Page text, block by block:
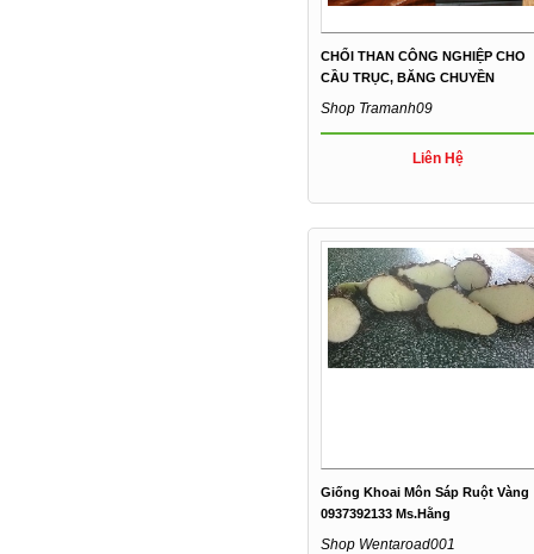
CHỔI THAN CÔNG NGHIỆP CHO
CẦU TRỤC, BĂNG CHUYỀN
Shop Tramanh09
Liên Hệ
Giống Khoai Môn Sáp Ruột Vàng
0937392133 Ms.Hằng
Shop Wentaroad001